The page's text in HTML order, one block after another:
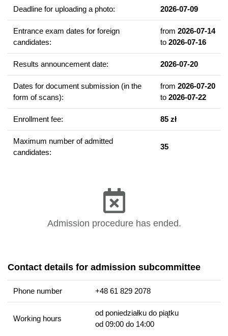
instytucjach pozaoświatowych, takich jak placówki opiekuńczo-
wychowawcze typu socjalizacyjnego (domy dziecka), świetlice
środowiskowe oraz placówki realizujące działalność
opiekuńczo-wychowawczą z małym dzieckiem (kluby malucha,
żłobki). Realizacja praktyki specjalnościowej pozwala
studentom na przygotowanie się do projektowania i realizowania
procesów opiekuńczych i wychowawczych poprzez
zdobywanie niezbędnej wiedzy obejmującej specyfikę pracy
wybranych instytucji oraz umiejętności praktycznych poprzez
obserwację warsztatu pracy specjalistów i realizację zadań w
bezpośrednim kontakcie z podopiecznymi placówek.
Example of courses
Pomoc i opieka w starości
Metodyka pracy opiekuńczo-wychowawczej z grupą
Metodyka pracy opiekuńczo-wychowawczej w przypadkach
Warsztat kreatywnego opiekuna – wychowawcy
Graduate competencies
Planowanie, organizowanie i wykonywanie czynności
Deadline for uploading a photo: 2026-07-09
Entrance exam dates for foreign
candidates:
from 2026-07-14
to 2026-07-16
Results announcement date: 2026-07-20
Dates for document submission (in the
form of scans):
from 2026-07-20
to 2026-07-22
Enrollment fee: 85 zł
Maximum number of admitted
candidates:
35
Admission procedure has ended.
Contact details for admission subcommittee
Phone number +48 61 829 2078
Working hours
od poniedziałku do piątku
od 09:00 do 14:00